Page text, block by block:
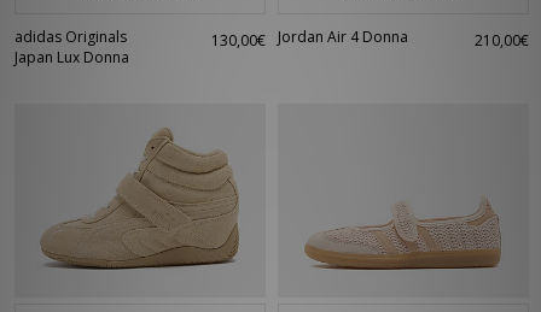
adidas Originals
Japan Lux Donna
130,00€ Jordan Air 4 Donna 210,00€